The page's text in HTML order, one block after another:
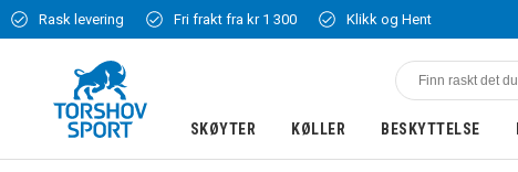
Rask levering Fri frakt fra kr 1 300 Klikk og Hent
SKØYTER KØLLER BESKYTTELSE